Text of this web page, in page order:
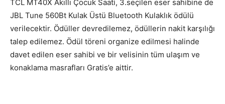
TCL MT40X Akıllı Çocuk Saati, 3.seçilen eser sahibine de
JBL Tune 560Bt Kulak Üstü Bluetooth Kulaklık ödülü
verilecektir. Ödüller devredilemez, ödüllerin nakit karşılığı
talep edilemez. Ödül töreni organize edilmesi halinde
davet edilen eser sahibi ve bir velisinin tüm ulaşım ve
konaklama masrafları Gratis’e aittir.